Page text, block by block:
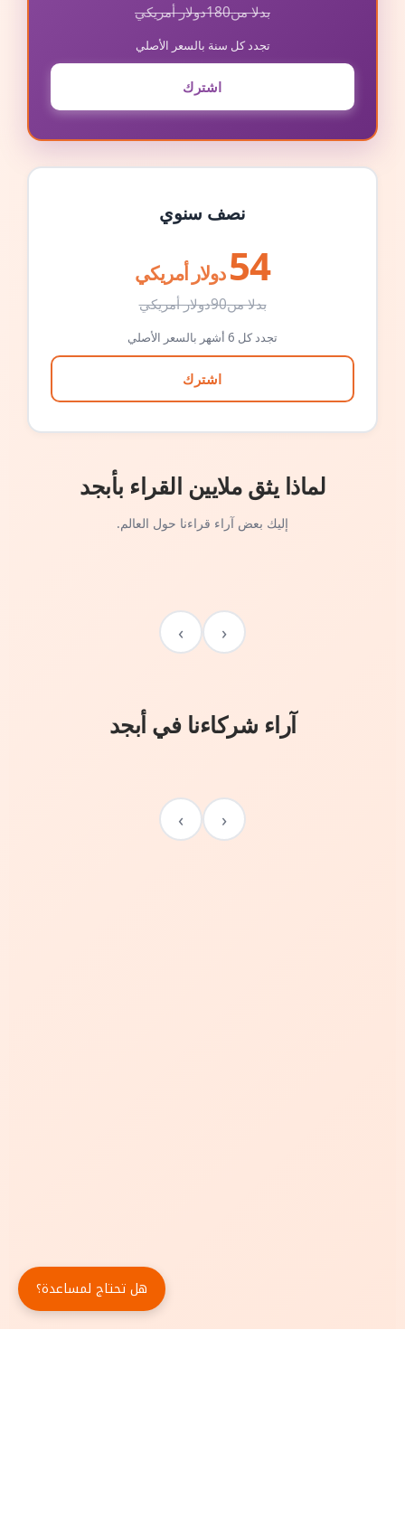
بدلا من180دولار أمريكي
تجدد كل سنة بالسعر الأصلي
اشترك
نصف سنوي
54 دولار أمريكي
بدلا من90دولار أمريكي
تجدد كل 6 أشهر بالسعر الأصلي
اشترك
لماذا يثق ملايين القراء بأبجد
إليك بعض آراء قراءنا حول العالم.
‹
›
آراء شركاءنا في أبجد
‹
›
هل تحتاج لمساعدة؟